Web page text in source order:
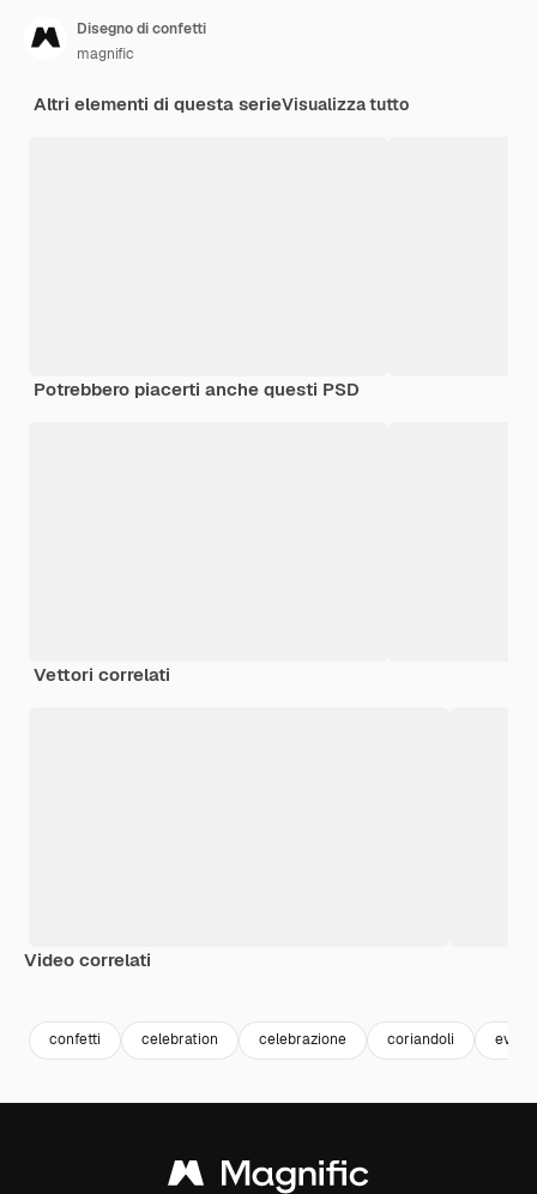
Disegno di confetti
magnific
Altri elementi di questa serieVisualizza tutto
Potrebbero piacerti anche questi PSD
Vettori correlati
Video correlati
confetti celebration celebrazione coriandoli event